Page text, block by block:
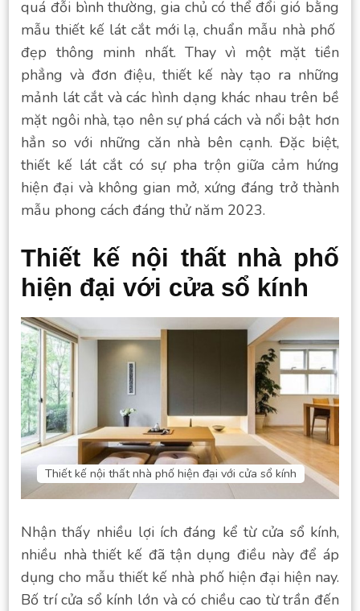
quá đỗi bình thường, gia chủ có thể đổi gió bằng
mẫu thiết kế lát cắt mới lạ, chuẩn mẫu nhà phố
đẹp thông minh nhất. Thay vì một mặt tiền
phẳng và đơn điệu, thiết kế này tạo ra những
mảnh lát cắt và các hình dạng khác nhau trên bề
mặt ngôi nhà, tạo nên sự phá cách và nổi bật hơn
hẳn so với những căn nhà bên cạnh. Đặc biệt,
thiết kế lát cắt có sự pha trộn giữa cảm hứng
hiện đại và không gian mở, xứng đáng trở thành
mẫu phong cách đáng thử năm 2023.
Thiết kế nội thất nhà phố
hiện đại với cửa sổ kính
Thiết kế nội thất nhà phố hiện đại với cửa sổ kính
Nhận thấy nhiều lợi ích đáng kể từ cửa sổ kính,
nhiều nhà thiết kế đã tận dụng điều này để áp
dụng cho mẫu thiết kế nhà phố hiện đại hiện nay.
Bố trí cửa sổ kính lớn và có chiều cao từ trần đến